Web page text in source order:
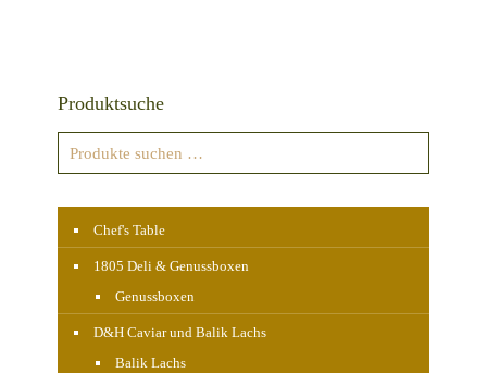
Produktsuche
Chef's Table
1805 Deli & Genussboxen
Genussboxen
D&H Caviar und Balik Lachs
Balik Lachs